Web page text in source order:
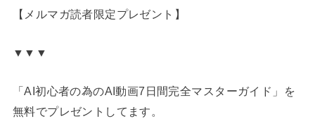
【メルマガ読者限定プレゼント】
▼▼▼
「AI初心者の為のAI動画7日間完全マスターガイド」を
無料でプレゼントしてます。